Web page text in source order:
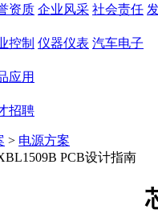
资质 企业风采 社会责任
控制 仪器仪表 汽车电子
应用
招聘
> 电源方案
PCB设计指南